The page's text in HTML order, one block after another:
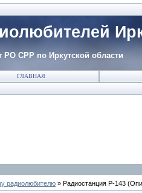
СРР по Иркутской области
ГЛАВНАЯ
радиолюбителю » Радиостанция Р-143